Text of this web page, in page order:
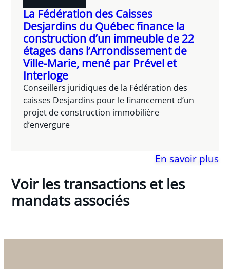
La Fédération des Caisses
Desjardins du Québec finance la
construction d’un immeuble de 22
étages dans l’Arrondissement de
Ville-Marie, mené par Prével et
Interloge
Conseillers juridiques de la Fédération des
caisses Desjardins pour le financement d’un
projet de construction immobilière
d’envergure
En savoir plus
Voir les transactions et les
mandats associés